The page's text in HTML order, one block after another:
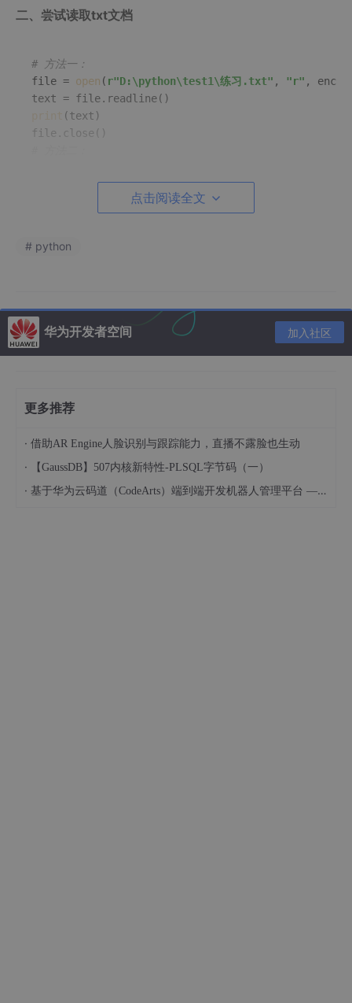
二、尝试读取txt文档
# 方法一：
file = open ( r"D:\python\test1\练习.txt" , "r" ,
print (text)
    text = f.readline()
结果显示：
路径前加“r”因为“\”会将特殊字符转义比如“\n”使回车加行的意思，
1/”。
方法一需要手动关闭文件（file.close()）。
点击阅读全文
# python
华为开发者空间 加入社区
更多推荐
· 借助AR Engine人脸识别与跟踪能力，直播不露脸也生动
· 【GaussDB】507内核新特性-PLSQL字节码（一）
· 基于华为云码道（CodeArts）端到端开发机器人管理平台 — 实操指导文档